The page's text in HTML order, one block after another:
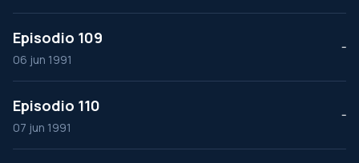
Episodio 109
06 jun 1991
--
Episodio 110
07 jun 1991
--